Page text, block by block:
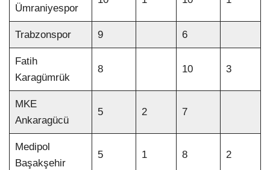
Ümraniyespor
Trabzonspor 9 6
Fatih
Karagümrük
8 10 3
MKE
Ankaragücü
5 2 7
Medipol
Başakşehir
5 1 8 2